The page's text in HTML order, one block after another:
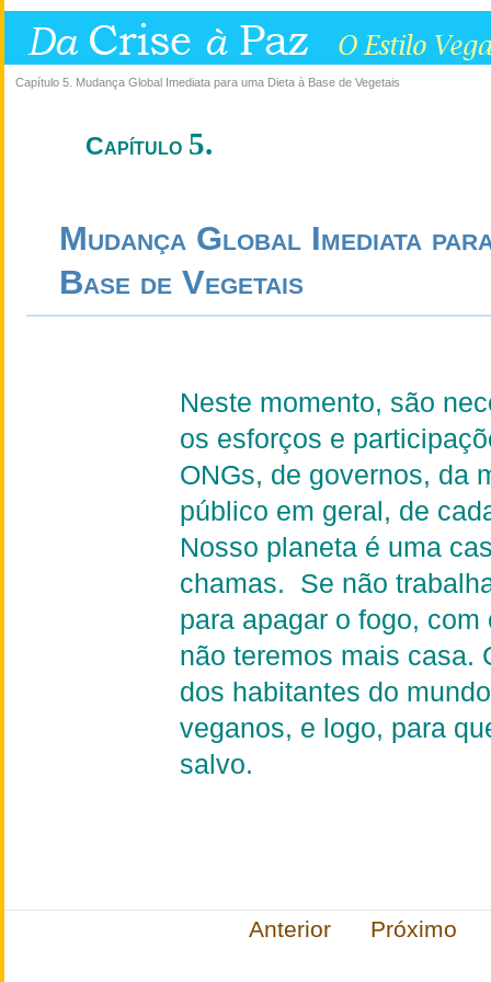
Capítulo 5. Mudança Global Imediata para uma Dieta à Base de Vegetais
Capítulo 5.
Mudança Global Imediata
Base de Vegetais
Neste momento, são
os esforços e
ONGs, de governos, da
público em geral, de
Nosso planeta é uma
chamas.
Se não
para apagar o fogo,
não teremos mais casa.
dos habitantes do
veganos, e logo, para
salvo.
Anterior Próximo